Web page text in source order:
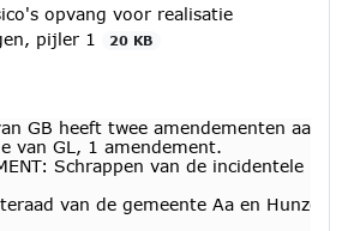
opvang voor realisatie
pijler 1
20 KB
GB heeft twee amendementen
van GL, 1 amendement.
Schrappen van de incidentele
van de gemeente Aa en Hunze,